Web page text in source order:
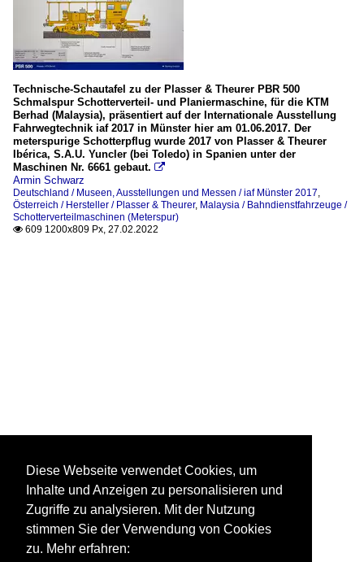
Technische-Schautafel zu der Plasser & Theurer PBR 500
Schmalspur Schotterverteil- und Planiermaschine, für die KTM
Berhad (Malaysia), präsentiert auf der Internationale Ausstellung
Fahrwegtechnik iaf 2017 in Münster hier am 01.06.2017. Der
meterspurige Schotterpflug wurde 2017 von Plasser & Theurer
Ibérica, S.A.U. Yuncler (bei Toledo) in Spanien unter der
Maschinen Nr. 6661 gebaut. 
Armin Schwarz
Deutschland / Museen, Ausstellungen und Messen / iaf Münster 2017
Österreich / Hersteller / Plasser & Theurer, Malaysia / Bahndienstfahrzeuge /
Schotterverteilmaschinen (Meterspur)
 609 1200x809 Px, 27.02.2022
Diese Webseite verwendet Cookies, um
Inhalte und Anzeigen zu personalisieren und
Zugriffe zu analysieren. Mit der Nutzung
stimmen Sie der Verwendung von Cookies
zu. Mehr erfahren: